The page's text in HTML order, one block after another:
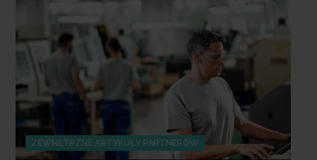
ZEWNĘTRZNE ARTYKUŁY PARTNERÓW